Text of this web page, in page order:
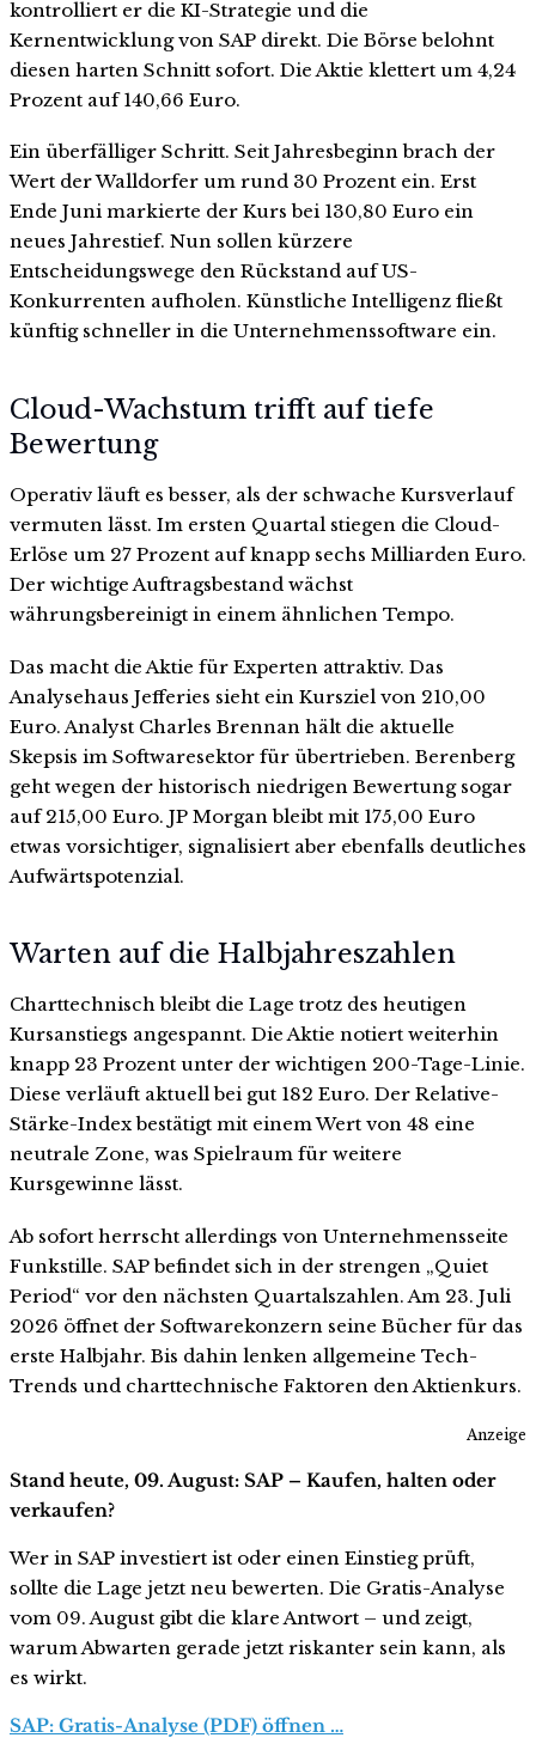
kontrolliert er die KI-Strategie und die
Kernentwicklung von SAP direkt. Die Börse belohnt
diesen harten Schnitt sofort. Die Aktie klettert um 4,24
Prozent auf 140,66 Euro.
Ein überfälliger Schritt. Seit Jahresbeginn brach der
Wert der Walldorfer um rund 30 Prozent ein. Erst
Ende Juni markierte der Kurs bei 130,80 Euro ein
neues Jahrestief. Nun sollen kürzere
Entscheidungswege den Rückstand auf US-
Konkurrenten aufholen. Künstliche Intelligenz fließt
künftig schneller in die Unternehmenssoftware ein.
Cloud-Wachstum trifft auf tiefe
Bewertung
Operativ läuft es besser, als der schwache Kursverlauf
vermuten lässt. Im ersten Quartal stiegen die Cloud-
Erlöse um 27 Prozent auf knapp sechs Milliarden Euro.
Der wichtige Auftragsbestand wächst
währungsbereinigt in einem ähnlichen Tempo.
Das macht die Aktie für Experten attraktiv. Das
Analysehaus Jefferies sieht ein Kursziel von 210,00
Euro. Analyst Charles Brennan hält die aktuelle
Skepsis im Softwaresektor für übertrieben. Berenberg
geht wegen der historisch niedrigen Bewertung sogar
auf 215,00 Euro. JP Morgan bleibt mit 175,00 Euro
etwas vorsichtiger, signalisiert aber ebenfalls deutliches
Aufwärtspotenzial.
Warten auf die Halbjahreszahlen
Charttechnisch bleibt die Lage trotz des heutigen
Kursanstiegs angespannt. Die Aktie notiert weiterhin
knapp 23 Prozent unter der wichtigen 200-Tage-Linie.
Diese verläuft aktuell bei gut 182 Euro. Der Relative-
Stärke-Index bestätigt mit einem Wert von 48 eine
neutrale Zone, was Spielraum für weitere
Kursgewinne lässt.
Ab sofort herrscht allerdings von Unternehmensseite
Funkstille. SAP befindet sich in der strengen „Quiet
Period“ vor den nächsten Quartalszahlen. Am 23. Juli
2026 öffnet der Softwarekonzern seine Bücher für das
erste Halbjahr. Bis dahin lenken allgemeine Tech-
Trends und charttechnische Faktoren den Aktienkurs.
Anzeige
Stand heute, 09. August: SAP – Kaufen, halten oder
verkaufen?
Wer in SAP investiert ist oder einen Einstieg prüft,
sollte die Lage jetzt neu bewerten. Die Gratis-Analyse
vom 09. August gibt die klare Antwort – und zeigt,
warum Abwarten gerade jetzt riskanter sein kann, als
es wirkt.
SAP: Gratis-Analyse (PDF) öffnen …